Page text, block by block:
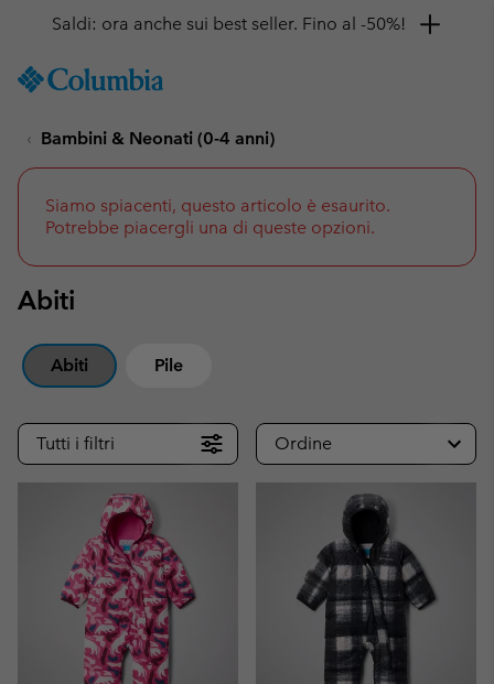
TO
SKIP
NAV
TO
SEARCH
Ottieni il 10% di sconto
Bambini & Neonati (0-4 anni)
Siamo spiacenti, questo articolo è esaurito.
Potrebbe piacergli una di queste opzioni.
Abiti
Abiti Pile
Tutti i filtri Ordine